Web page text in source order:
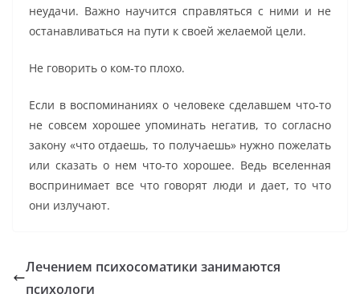
неудачи. Важно научится справляться с ними и не
останавливаться на пути к своей желаемой цели.
Не говорить о ком-то плохо.
Если в воспоминаниях о человеке сделавшем что-то
не совсем хорошее упоминать негатив, то согласно
закону «что отдаешь, то получаешь» нужно пожелать
или сказать о нем что-то хорошее. Ведь вселенная
воспринимает все что говорят люди и дает, то что
они излучают.
Лечением психосоматики занимаются
психологи